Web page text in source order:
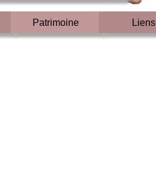
Patrimoine Liens